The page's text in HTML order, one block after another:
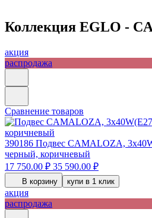
Коллекция EGLO -
акция
распродажа
Сравнение товаров
390186 Подвес CAMALOZA,
черный, коричневый
17 750.00 ₽ 35 590.00 ₽
В корзину купи в 1 клик
акция
распродажа